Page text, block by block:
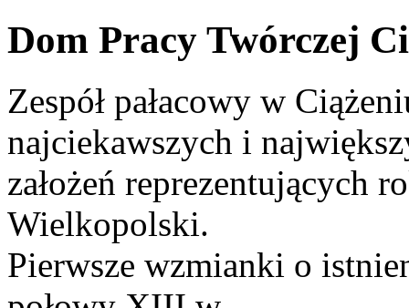
Dom Pracy Twórczej
Zespół pałacowy w
najciekawszych i
założeń reprezentujących
Wielkopolski.
Pierwsze wzmianki o